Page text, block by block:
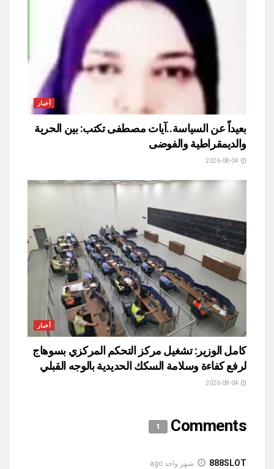
أخبار
بعيداً عن السياسة..آيات مصطفى تكتب: بين الحرية
والديمقراطية والفوضى
أخبار
كامل الوزير: تشغيل مركز التحكم المركزي بسوهاج
لرفع كفاءة وسلامة السكك الحديدية بالوجه القبلي
Comments
1
888SLOT شهر واحد ago